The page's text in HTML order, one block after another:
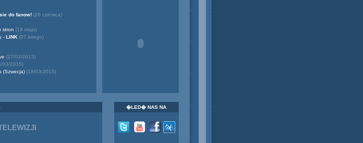
do fanow!(26 czerwca)
stron (19 maja)
- LINK(07 lutego)
(27/02/2015)
03/2015)
(Szwecja) (18/03/2015)
�LED� NAS NA